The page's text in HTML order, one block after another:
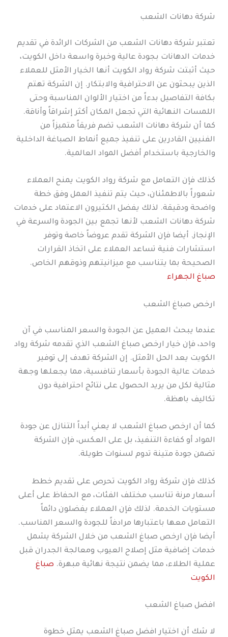
شركة دهانات الشعب
تعتبر شركة دهانات الشعب من الشركات الرائدة في تقديم
خدمات الدهانات بجودة عالية وخبرة واسعة داخل الكويت،
حيث أثبتت شركة رواد الكويت أنها الخيار الأمثل للعملاء
الذين يبحثون عن الاحترافية والابتكار. إن الشركة تهتم
بكافة التفاصيل بدءاً من اختيار الألوان المناسبة وحتى
اللمسات النهائية التي تجعل المكان أكثر إشراقاً وأناقة.
كما أن شركة دهانات الشعب تضم فريقاً متميزاً من
الفنيين القادرين على تنفيذ جميع أنماط الصباغة الداخلية
والخارجية باستخدام أفضل المواد العالمية.
كذلك فإن التعامل مع شركة رواد الكويت يمنح العملاء
شعوراً بالاطمئنان، حيث يتم تنفيذ العمل وفق خطة
واضحة ودقيقة. لذلك يفضل الكثيرون الاعتماد على خدمات
شركة دهانات الشعب لأنها تجمع بين الجودة والسرعة في
الإنجاز. أيضا فإن الشركة تقدم عروضاً خاصة وتوفر
استشارات فنية تساعد العملاء على اتخاذ القرارات
الصحيحة بما يتناسب مع ميزانيتهم وذوقهم الخاص.
صباغ الجهراء
ارخص صباغ الشعب
عندما يبحث العميل عن الجودة والسعر المناسب في آن
واحد، فإن خيار ارخص صباغ الشعب الذي تقدمه شركة رواد
الكويت يعد الحل الأمثل. إن الشركة تهدف إلى توفير
خدمات عالية الجودة بأسعار تنافسية، مما يجعلها وجهة
مثالية لكل من يريد الحصول على نتائج احترافية دون
تكاليف باهظة.
كما أن ارخص صباغ الشعب لا يعني أبداً التنازل عن جودة
المواد أو كفاءة التنفيذ، بل على العكس، فإن الشركة
تضمن جودة متينة تدوم لسنوات طويلة.
كذلك فإن شركة رواد الكويت تحرص على تقديم خطط
أسعار مرنة تناسب مختلف الفئات، مع الحفاظ على أعلى
مستويات الخدمة. لذلك فإن العملاء يفضلون دائماً
التعامل معها باعتبارها مرادفاً للجودة والسعر المناسب.
أيضا فإن ارخص صباغ الشعب من خلال الشركة يشمل
خدمات إضافية مثل إصلاح العيوب ومعالجة الجدران قبل
عملية الطلاء، مما يضمن نتيجة نهائية مبهرة. صباغ
الكويت
افضل صباغ الشعب
لا شك أن اختيار افضل صباغ الشعب يمثل خطوة